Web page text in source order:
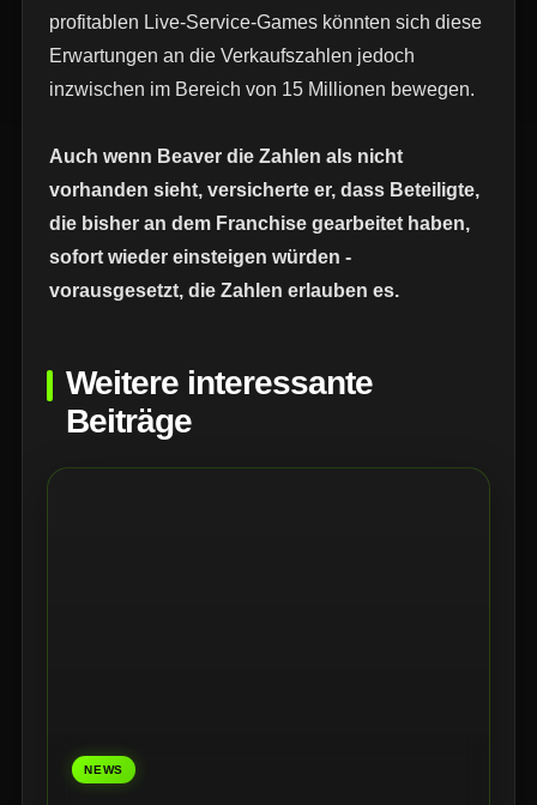
profitablen Live-Service-Games könnten sich diese
Erwartungen an die Verkaufszahlen jedoch
inzwischen im Bereich von 15 Millionen bewegen.
Auch wenn Beaver die Zahlen als nicht
vorhanden sieht, versicherte er, dass Beteiligte,
die bisher an dem Franchise gearbeitet haben,
sofort wieder einsteigen würden -
vorausgesetzt, die Zahlen erlauben es.
Weitere interessante
Beiträge
NEWS